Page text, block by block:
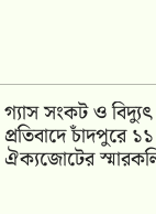
গ্যাস সংকট ও বিদ্যুৎ
প্রতিবাদে চাঁদপুরে
ঐক্যজোটের